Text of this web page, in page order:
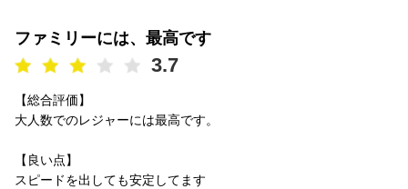
ファミリーには、最高です
3.7
【総合評価】
大人数でのレジャーには最高です。
【良い点】
スピードを出しても安定してます